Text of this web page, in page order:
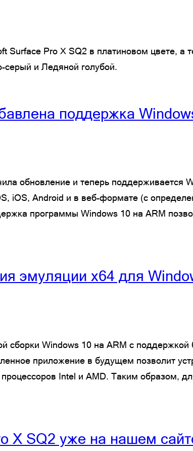
Surface Pro X SQ2 в платиновом цвете,
серый и Ледяной голубой.
поддержка
обновление и теперь поддерживается
iOS, Android и в веб-формате (с
программы Windows 10 на ARM
эмуляции x64 для
сборки Windows 10 на ARM с
приложение в будущем позволит
Intel и AMD. Таким образом,
X SQ2 уже на нашем